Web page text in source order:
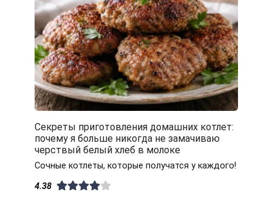
Секреты приготовления домашних котлет:
почему я больше никогда не замачиваю
черствый белый хлеб в молоке
Сочные котлеты, которые получатся у каждого!
4.38